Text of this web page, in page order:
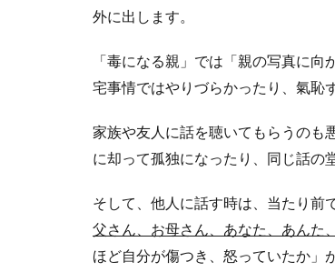
外に出します。
「毒になる親」では「親の写真に
宅事情ではやりづらかったり、氣恥
家族や友人に話を聴いてもらうのも
に却って孤独になったり、同じ話の
そして、他人に話す時は、当たり前
父さん、お母さん、あなた、あんた
ほど自分が傷つき、怒っていたか」